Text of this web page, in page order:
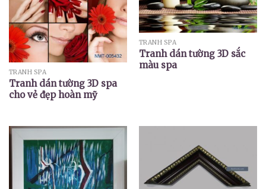
TRANH SPA
Tranh dán tường 3D spa
cho vẻ đẹp hoàn mỹ
TRANH SPA
Tranh dán tường 3D sắc
màu spa